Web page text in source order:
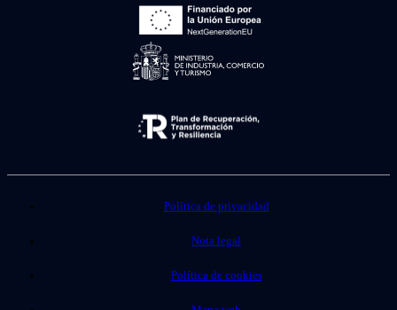
Política de privacidad
Nota legal
Política de cookies